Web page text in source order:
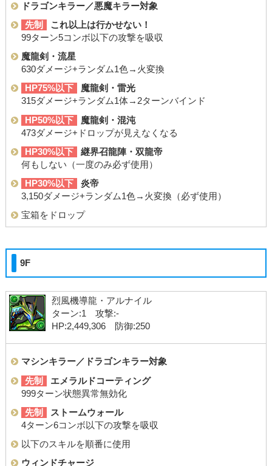
ドラゴンキラー／悪魔キラー対象
先制
これ以上は行かせない！
99ターン5コンボ以下の攻撃を吸収
魔龍剣・流星
630ダメージ+ランダム1色→火変換
HP75%以下
魔龍剣・雷光
315ダメージ+ランダム1体→2ターンバインド
HP50%以下
魔龍剣・混沌
473ダメージ+ドロップが見えなくなる
HP30%以下
継界召龍陣・双龍帝
何もしない（一度のみ必ず使用）
HP30%以下
炎帝
3,150ダメージ+ランダム1色→火変換（必ず使用）
宝箱をドロップ
9F
烈風機導龍・アルナイル
ターン:1 攻撃:-
HP:2,449,306 防御:250
マシンキラー／ドラゴンキラー対象
先制
エメラルドコーティング
999ターン状態異常無効化
先制
ストームウォール
4ターン6コンボ以下の攻撃を吸収
以下のスキルを順番に使用
ウィンドチャージ